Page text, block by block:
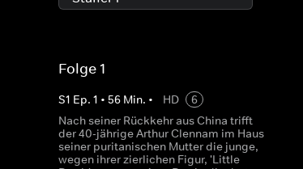
Folge 1
S1 Ep. 1 • 56 Min. • HD
6
Nach seiner Rückkehr aus China trifft
der 40-jährige Arthur Clennam im Haus
seiner puritanischen Mutter die junge,
wegen ihrer zierlichen Figur, 'Little